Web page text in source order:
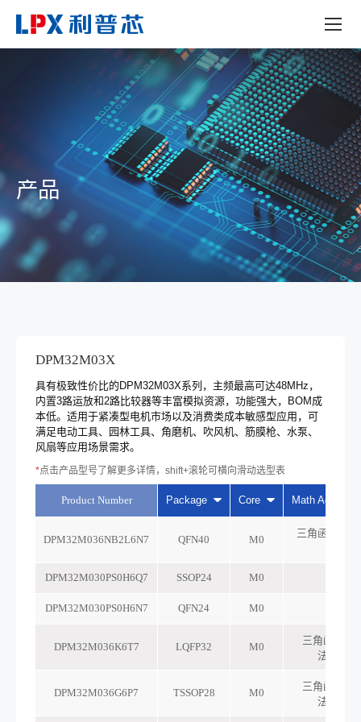
产品
DPM32M03X
具有极致性价比的DPM32M03X系列，主频最高可达48MHz，
内置3路运放和2路比较器等丰富模拟资源，功能强大，BOM成
本低。适用于紧凑型电机市场以及消费类成本敏感型应用，可
满足电动工具、园林工具、角磨机、吹风机、筋膜枪、水泵、
风扇等应用场景需求。
*点击产品型号了解更多详情，shift+滚轮可横向滑动选型表